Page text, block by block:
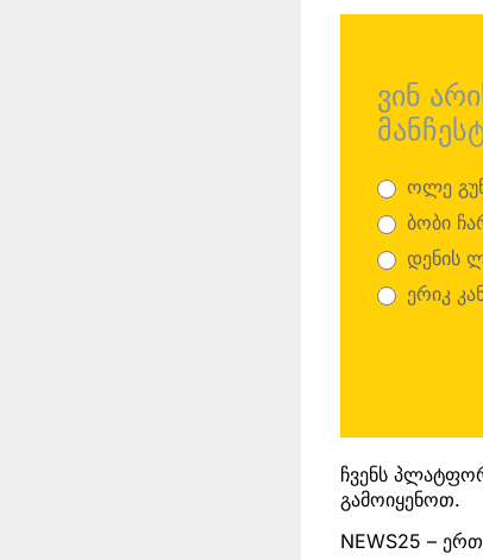
Forest vs
Manchester
United
ვინ
ოლე
ბობი
დენის
ერიკ
ჩვენს
გამოიყენოთ.
NEWS25 –